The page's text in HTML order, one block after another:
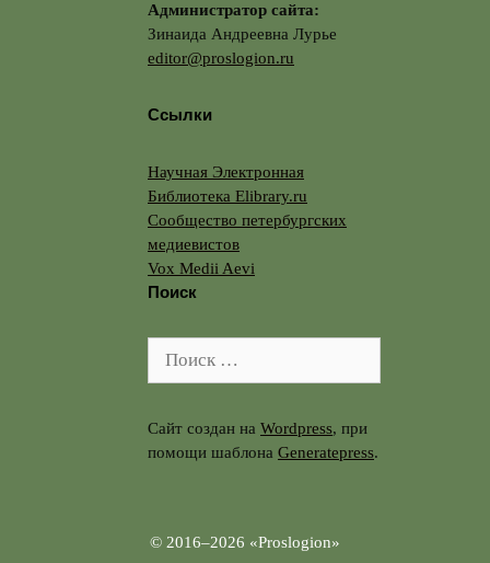
Администратор сайта:
Зинаида Андреевна Лурье
editor@proslogion.ru
Ссылки
Научная Электронная
Библиотека Elibrary.ru
Сообщество петербургских
медиевистов
Vox Medii Aevi
Поиск
Поиск:
Сайт создан на Wordpress, при
помощи шаблона Generatepress.
© 2016–2026 «Proslogion»